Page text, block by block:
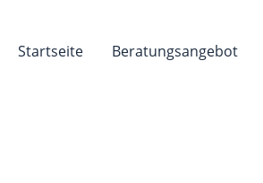
Startseite Beratungsangebot